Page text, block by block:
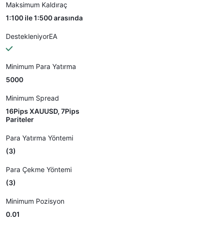
Maksimum Kaldıraç
1:100 ile 1:500 arasında
DestekleniyorEA
Minimum Para Yatırma
5000
Minimum Spread
16Pips XAUUSD, 7Pips
Pariteler
Para Yatırma Yöntemi
(3)
Para Çekme Yöntemi
(3)
Minimum Pozisyon
0.01